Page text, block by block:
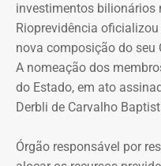
investimentos bilionários
Rioprevidência
nova composição do seu
A nomeação dos
do Estado, em ato
Derbli de Carvalho
Órgão responsável por